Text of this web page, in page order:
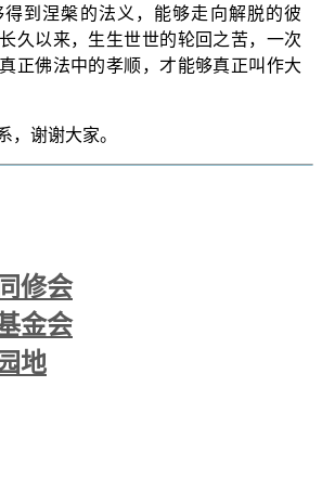
到涅槃的法义，能够走向解脱的彼
久以来，生生世世的轮回之苦，一次
正佛法中的孝顺，才能够真正叫作大
，谢谢大家。
修会
金会
地